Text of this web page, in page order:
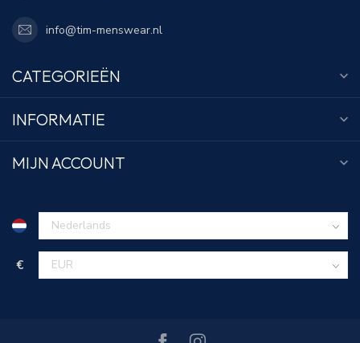
info@tim-menswear.nl
CATEGORIEËN
INFORMATIE
MIJN ACCOUNT
€